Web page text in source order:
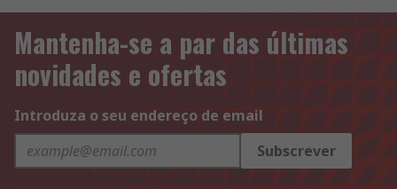
Mantenha-se a par das últimas
novidades e ofertas
Introduza o seu endereço de email
Subscrever